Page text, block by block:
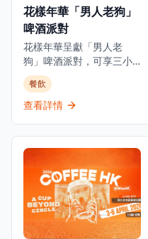
花樣年華「男人老狗」
啤酒派對
花樣年華呈獻「男人老
狗」啤酒派對，可享三小
時任飲四款啤酒和任食佐
酒小食，加上DJ打碟、啤
酒遊戲炒熱氣氛，音樂、
款啤酒，包括口感清爽的
慕尼黑啤酒Löwenbräu、
經典啤酒Budweiser，以
及本地精釀啤酒品牌鬼佬
的兩款手工啤酒——帶有
咖啡與可可風味的鬼佬
Stout及散發水果香氣和花
餐飲
查看詳情